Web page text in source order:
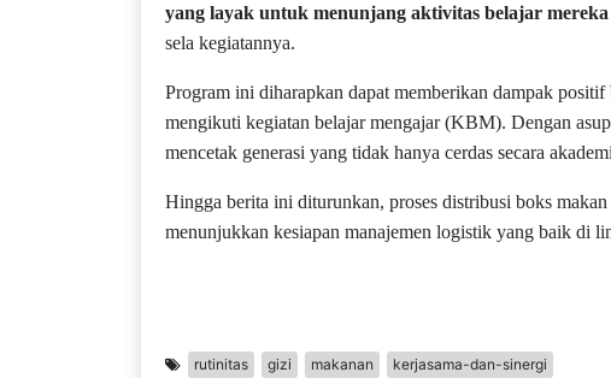
yang layak untuk menunjang aktivitas belajar
sela kegiatannya.
Program ini diharapkan dapat memberikan dampak positif
mengikuti kegiatan belajar mengajar (KBM). Dengan
mencetak generasi yang tidak hanya cerdas secara
Hingga berita ini diturunkan, proses distribusi boks
menunjukkan kesiapan manajemen logistik yang baik di
rutinitas gizi makanan kerjasama-dan-sinergi